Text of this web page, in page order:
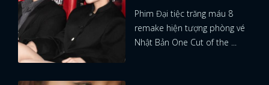
Phim Đại tiệc trăng máu 8
remake hiện tượng phòng vé
Nhật Bản One Cut of the ...